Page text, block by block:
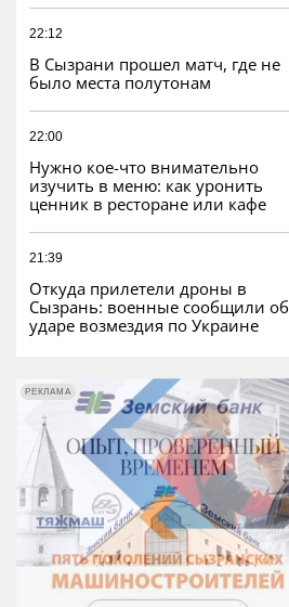
22:12
В Сызрани прошел матч, где не
было места полутонам
22:00
Нужно кое-что внимательно
изучить в меню: как уронить
ценник в ресторане или кафе
21:39
Откуда прилетели дроны в
Сызрань: военные сообщили об
ударе возмездия по Украине
РЕКЛАМА
РЕКЛАМА